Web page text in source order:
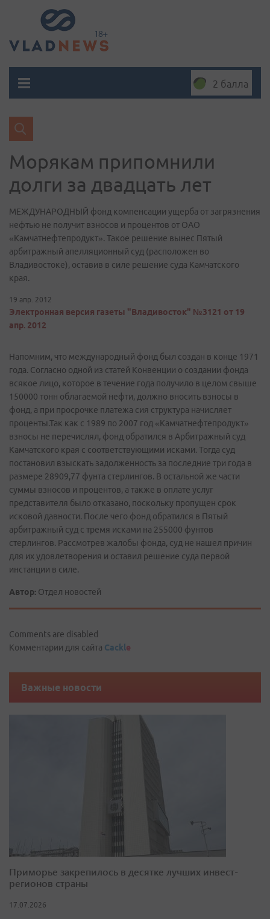
2 балла
Морякам припомнили
долги за двадцать лет
МЕЖДУНАРОДНЫЙ фонд компенсации ущерба от загрязнения
нефтью не получит взносов и процентов от ОАО
«Камчатнефтепродукт». Такое решение вынес Пятый
арбитражный апелляционный суд (расположен во
Владивостоке), оставив в силе решение суда Камчатского
края.
19 апр. 2012
Электронная версия газеты "Владивосток" №3121 от 19
апр. 2012
Напомним, что международный фонд был создан в конце 1971
года. Согласно одной из статей Конвенции о создании фонда
всякое лицо, которое в течение года получило в целом свыше
150000 тонн облагаемой нефти, должно вносить взносы в
фонд, а при просрочке платежа сия структура начисляет
проценты.Так как с 1989 по 2007 год «Камчатнефтепродукт»
взносы не перечислял, фонд обратился в Арбитражный суд
Камчатского края с соответствующими исками. Тогда суд
постановил взыскать задолженность за последние три года в
размере 28909,77 фунта стерлингов. В остальной же части
суммы взносов и процентов, а также в оплате услуг
представителя было отказано, поскольку пропущен срок
исковой давности. После чего фонд обратился в Пятый
арбитражный суд с тремя исками на 255000 фунтов
стерлингов. Рассмотрев жалобы фонда, суд не нашел причин
для их удовлетворения и оставил решение суда первой
инстанции в силе.
Автор: Отдел новостей
Comments are disabled
Комментарии для сайта Cackle
Важные новости
Приморье закрепилось в десятке лучших инвест-
регионов страны
17.07.2026